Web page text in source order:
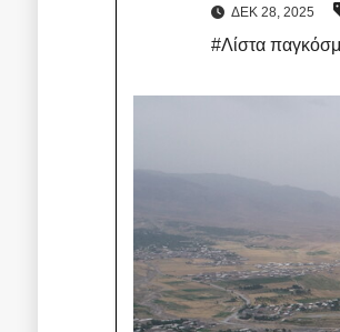
ΔΕΚ 28, 2025
#Λίστα